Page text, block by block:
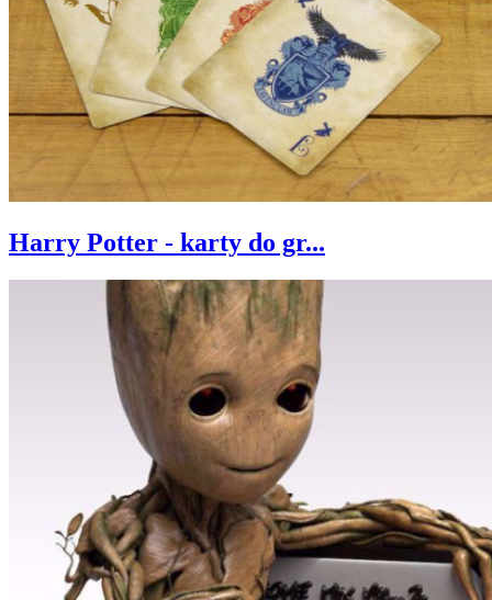
Harry Potter - karty do gr...